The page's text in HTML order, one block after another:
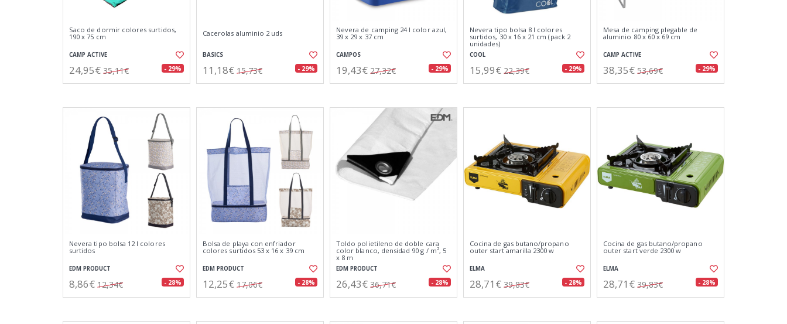
Saco de dormir colores surtidos,
190 x 75 cm
CAMP ACTIVE
24,95€ 35,11€ - 29%
Cacerolas aluminio 2 uds
BASICS
11,18€ 15,73€ - 29%
Nevera de camping 24 l color azul,
39 x 29 x 37 cm
CAMPOS
19,43€ 27,32€ - 29%
Nevera tipo bolsa 8 l colores
surtidos, 30 x 16 x 21 cm (pack 2
unidades)
COOL
15,99€ 22,39€ - 29%
Mesa de camping plegable de
aluminio 80 x 60 x 69 cm
CAMP ACTIVE
38,35€ 53,69€ - 29%
Nevera tipo bolsa 12 l colores
surtidos
EDM PRODUCT
8,86€ 12,34€ - 28%
Bolsa de playa con enfriador
colores surtidos 53 x 16 x 39 cm
EDM PRODUCT
12,25€ 17,06€ - 28%
Toldo polietileno de doble cara
color blanco, densidad 90 g / m², 5
x 8 m
EDM PRODUCT
26,43€ 36,71€ - 28%
Cocina de gas butano/propano
outer start amarilla 2300 w
ELMA
28,71€ 39,83€ - 28%
Cocina de gas butano/propano
outer start verde 2300 w
ELMA
28,71€ 39,83€ - 28%